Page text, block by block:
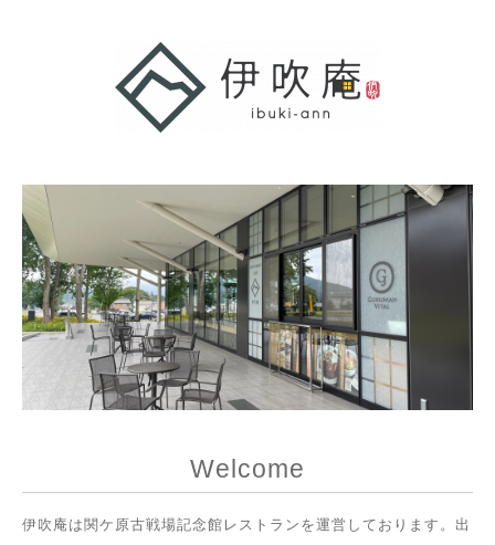
Welcome
伊吹庵は関ケ原古戦場記念館レストランを運営しております。出